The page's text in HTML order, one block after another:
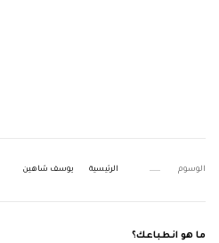
الوسوم الرئيسية يوسف شاهين
ما هو انطباعك؟